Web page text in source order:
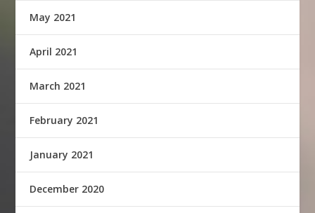
May 2021
April 2021
March 2021
February 2021
January 2021
December 2020